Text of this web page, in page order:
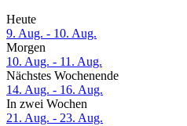
Heute
9. Aug. - 10. Aug.
Morgen
10. Aug. - 11. Aug.
Nächstes Wochenende
14. Aug. - 16. Aug.
In zwei Wochen
21. Aug. - 23. Aug.